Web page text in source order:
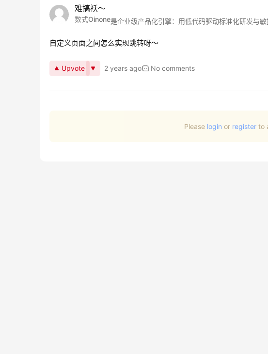
难搞袄～
数式Oinone是企业级产品化引擎：用低代码驱动标准化研发与
自定义页面之间怎么实现跳转呀～
Upvote 2 years ago No comments
Please login or registerto